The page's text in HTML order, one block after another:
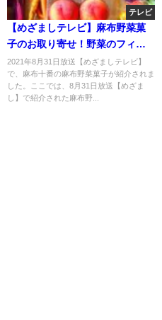
テレビ
【めざましテレビ】麻布野菜菓
子のお取り寄せ！野菜のフィナ
ンシェ・最中・どら焼き・羊羹
も？8月31日
2021年8月31日放送【めざましテレビ】
で、麻布十番の麻布野菜菓子が紹介されま
した。ここでは、8月31日放送【めざま
し】で紹介された麻布野...